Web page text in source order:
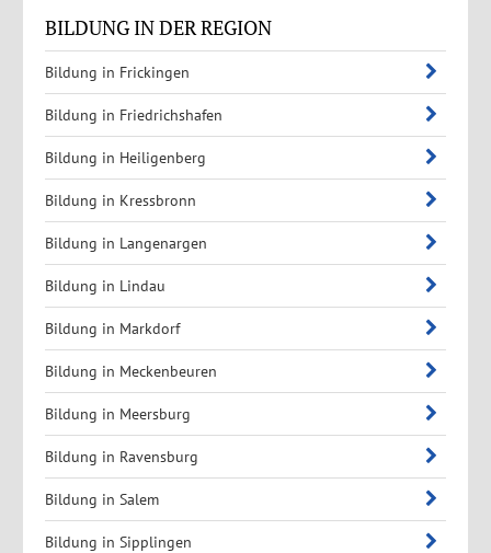
BILDUNG IN DER REGION
Bildung in Frickingen
Bildung in Friedrichshafen
Bildung in Heiligenberg
Bildung in Kressbronn
Bildung in Langenargen
Bildung in Lindau
Bildung in Markdorf
Bildung in Meckenbeuren
Bildung in Meersburg
Bildung in Ravensburg
Bildung in Salem
Bildung in Sipplingen